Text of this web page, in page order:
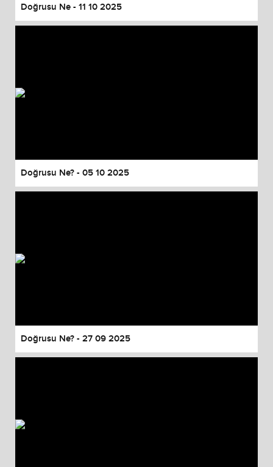
Doğrusu Ne - 11 10 2025
Doğrusu Ne? - 05 10 2025
Doğrusu Ne? - 27 09 2025